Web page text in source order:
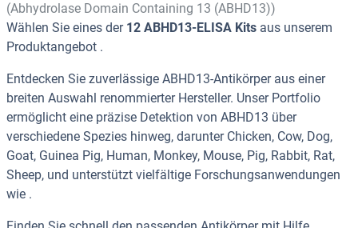
(Abhydrolase Domain Containing 13 (ABHD13))
Wählen Sie eines der 12 ABHD13-ELISA Kits aus unserem
Produktangebot .
Entdecken Sie zuverlässige ABHD13-Antikörper aus einer
breiten Auswahl renommierter Hersteller. Unser Portfolio
ermöglicht eine präzise Detektion von ABHD13 über
verschiedene Spezies hinweg, darunter Chicken, Cow, Dog,
Goat, Guinea Pig, Human, Monkey, Mouse, Pig, Rabbit, Rat,
Sheep, und unterstützt vielfältige Forschungsanwendungen
wie .